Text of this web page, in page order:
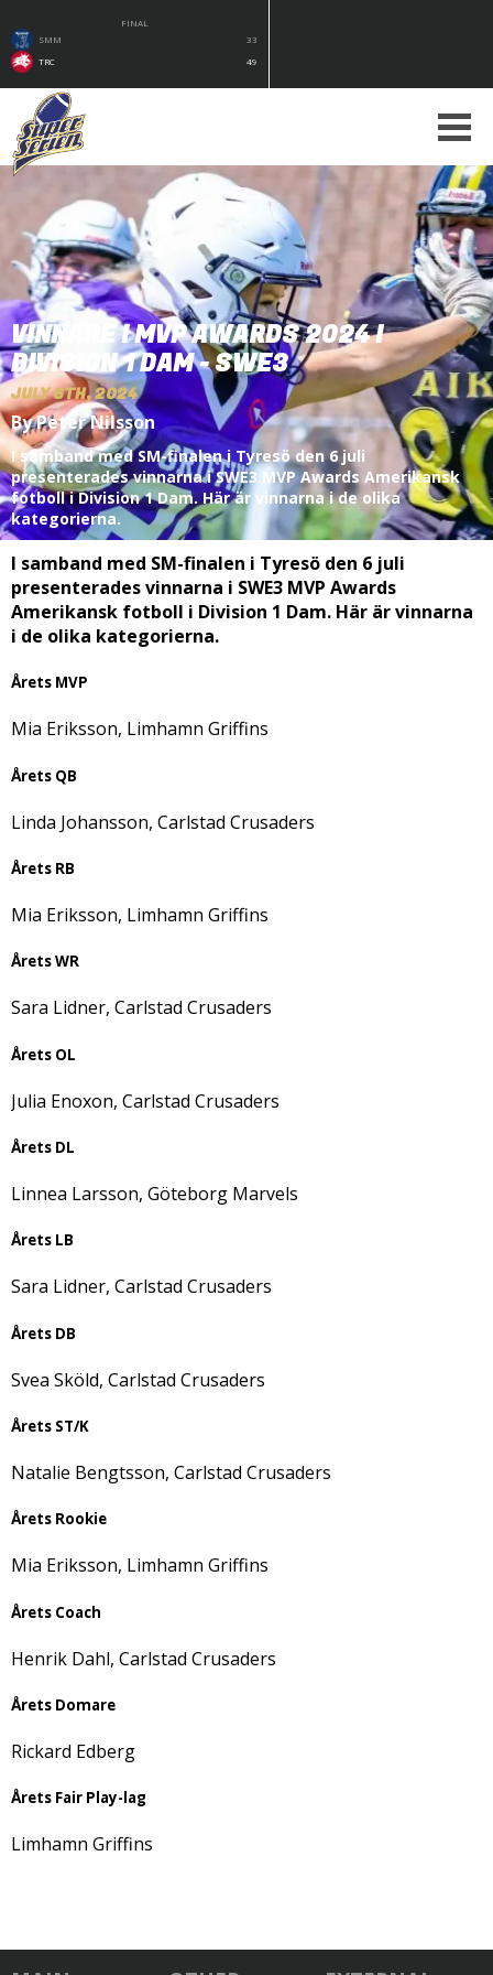
FINAL
SMM
33
TRC
49
VINNARE I MVP AWARDS 2024 I
DIVISION 1 DAM - SWE3
JULY 6TH, 2024
By Peter Nilsson
I samband med SM-finalen i Tyresö den 6 juli
presenterades vinnarna i SWE3 MVP Awards Amerikansk
fotboll i Division 1 Dam. Här är vinnarna i de olika
kategorierna.
I samband med SM-finalen i Tyresö den 6 juli
presenterades vinnarna i SWE3 MVP Awards
Amerikansk fotboll i Division 1 Dam. Här är vinnarna
i de olika kategorierna.
Årets MVP
Mia Eriksson, Limhamn Griffins
Årets QB
Linda Johansson, Carlstad Crusaders
Årets RB
Mia Eriksson, Limhamn Griffins
Årets WR
Sara Lidner, Carlstad Crusaders
Årets OL
Julia Enoxon, Carlstad Crusaders
Årets DL
Linnea Larsson, Göteborg Marvels
Årets LB
Sara Lidner, Carlstad Crusaders
Årets DB
Svea Sköld, Carlstad Crusaders
Årets ST/K
Natalie Bengtsson, Carlstad Crusaders
Årets Rookie
Mia Eriksson, Limhamn Griffins
Årets Coach
Henrik Dahl, Carlstad Crusaders
Årets Domare
Rickard Edberg
Årets Fair Play-lag
Limhamn Griffins